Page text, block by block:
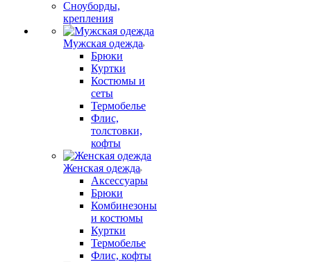
Сноуборды,
крепления
Мужская одежда
Брюки
Куртки
Костюмы и
сеты
Термобелье
Флис,
толстовки,
кофты
Женская одежда
Аксессуары
Брюки
Комбинезоны
и костюмы
Куртки
Термобелье
Флис, кофты